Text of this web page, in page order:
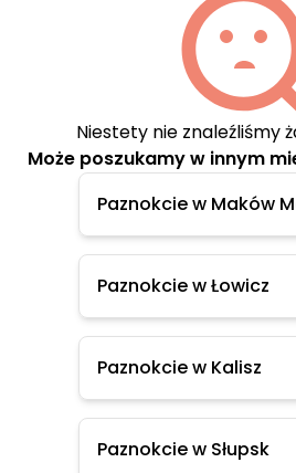
Niestety nie znaleźliśmy
Może poszukamy w innym
Paznokcie w Maków
Paznokcie w Łowicz
Paznokcie w Kalisz
Paznokcie w Słupsk